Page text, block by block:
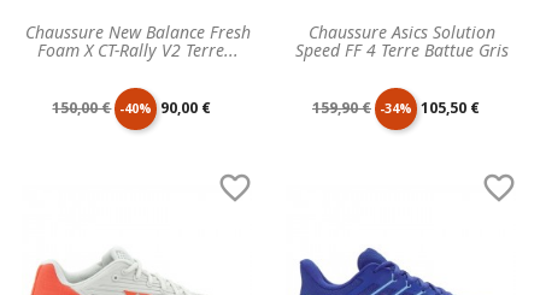
Chaussure New Balance Fresh
Foam X CT-Rally V2 Terre...
Prix
150,00 € -40% Prix
90,00 €
Chaussure Asics Solution
Speed FF 4 Terre Battue Gris
Prix
159,90 € -34% Prix
105,50 €
 